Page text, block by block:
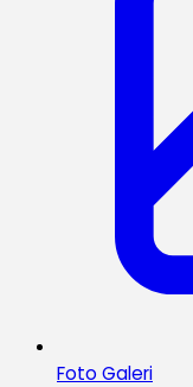
Foto Galeri